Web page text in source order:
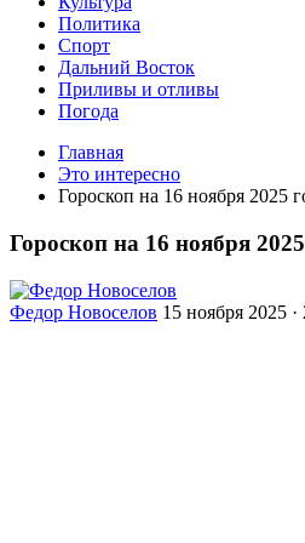
Политика
Спорт
Дальний Восток
Приливы и отливы
Погода
Главная
Это интересно
Гороскоп на 16 ноября 2025
Гороскоп на 16 ноября
Федор Новоселов 15 ноября 2025 ·